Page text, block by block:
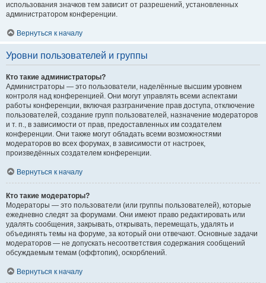
использования значков тем зависит от разрешений, установленных
администратором конференции.
Вернуться к началу
Уровни пользователей и группы
Кто такие администраторы?
Администраторы — это пользователи, наделённые высшим уровнем
контроля над конференцией. Они могут управлять всеми аспектами
работы конференции, включая разграничение прав доступа, отключение
пользователей, создание групп пользователей, назначение модераторов
и т. п., в зависимости от прав, предоставленных им создателем
конференции. Они также могут обладать всеми возможностями
модераторов во всех форумах, в зависимости от настроек,
произведённых создателем конференции.
Вернуться к началу
Кто такие модераторы?
Модераторы — это пользователи (или группы пользователей), которые
ежедневно следят за форумами. Они имеют право редактировать или
удалять сообщения, закрывать, открывать, перемещать, удалять и
объединять темы на форуме, за который они отвечают. Основные задачи
модераторов — не допускать несоответствия содержания сообщений
обсуждаемым темам (оффтопик), оскорблений.
Вернуться к началу